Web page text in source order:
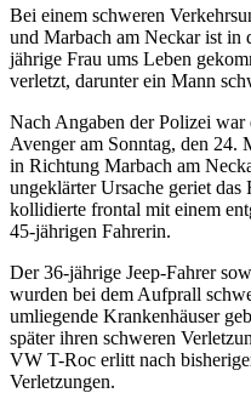
Bei einem schweren
und Marbach am Neckar ist in
jährige Frau ums Leben
verletzt, darunter ein Mann
Nach Angaben der Polizei war
Avenger am Sonntag, den
in Richtung Marbach am
ungeklärter Ursache geriet
kollidierte frontal mit einem
45-jährigen Fahrerin.
Der 36-jährige Jeep-Fahrer
wurden bei dem Aufprall
umliegende Krankenhäuser
später ihren schweren
VW T-Roc erlitt nach
Verletzungen.